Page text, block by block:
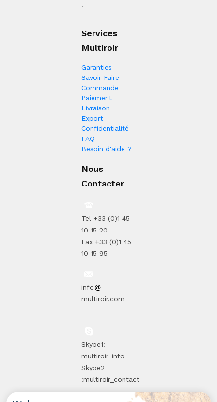
!
Services
Multiroir
Garanties
Savoir Faire
Commande
Paiement
Livraison
Export
Confidentialité
FAQ
Besoin d'aide ?
Nous
Contacter
Tel +33 (0)1 45
10 15 20
Fax +33 (0)1 45
10 15 95
info
multiroir.com
Skype1:
multiroir_info
Skype2
:multiroir_contact